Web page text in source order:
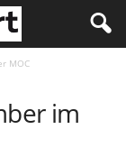
MOC
im